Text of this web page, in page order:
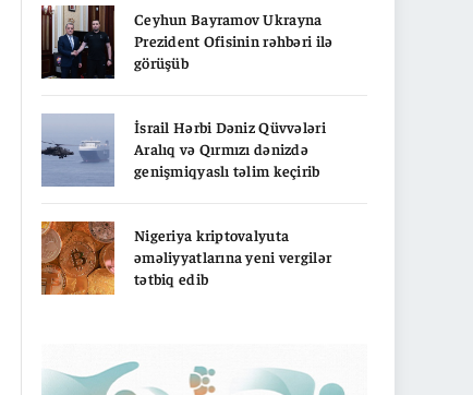
Ceyhun Bayramov Ukrayna
Prezident Ofisinin rəhbəri ilə
görüşüb
İsrail Hərbi Dəniz Qüvvələri
Aralıq və Qırmızı dənizdə
genişmiqyaslı təlim keçirib
Nigeriya kriptovalyuta
əməliyyatlarına yeni vergilər
tətbiq edib